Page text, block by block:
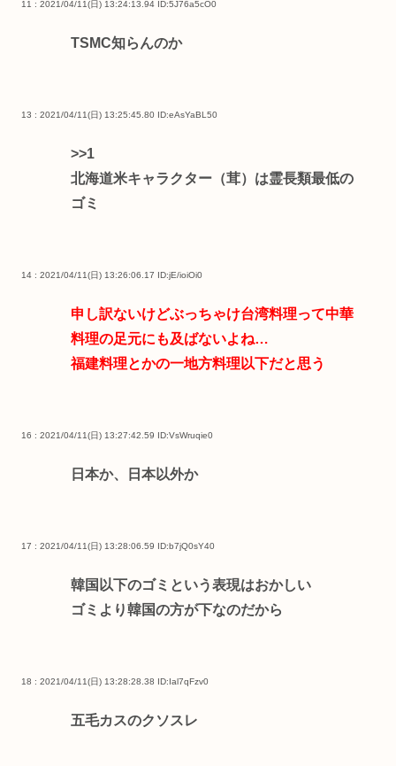
11 : 2021/04/11(日) 13:24:13.94 ID:5J76a5cO0
TSMC知らんのか
13 : 2021/04/11(日) 13:25:45.80 ID:eAsYaBL50
>>1
北海道米キャラクター（茸）は霊長類最低の
ゴミ
14 : 2021/04/11(日) 13:26:06.17 ID:jE/ioiOi0
申し訳ないけどぶっちゃけ台湾料理って中華
料理の足元にも及ばないよね…
福建料理とかの一地方料理以下だと思う
16 : 2021/04/11(日) 13:27:42.59 ID:VsWruqie0
日本か、日本以外か
17 : 2021/04/11(日) 13:28:06.59 ID:b7jQ0sY40
韓国以下のゴミという表現はおかしい
ゴミより韓国の方が下なのだから
18 : 2021/04/11(日) 13:28:28.38 ID:Ial7qFzv0
五毛カスのクソスレ